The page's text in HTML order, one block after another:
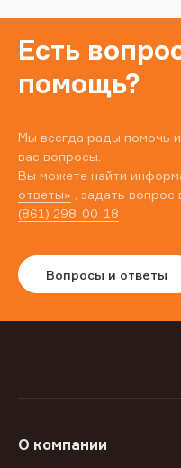
Есть
помощь?
Мы всегда рады помочь
вас вопросы.
Вы можете найти
ответы» , задать вопрос
(861) 298-00-18
Вопросы и ответы
О компании